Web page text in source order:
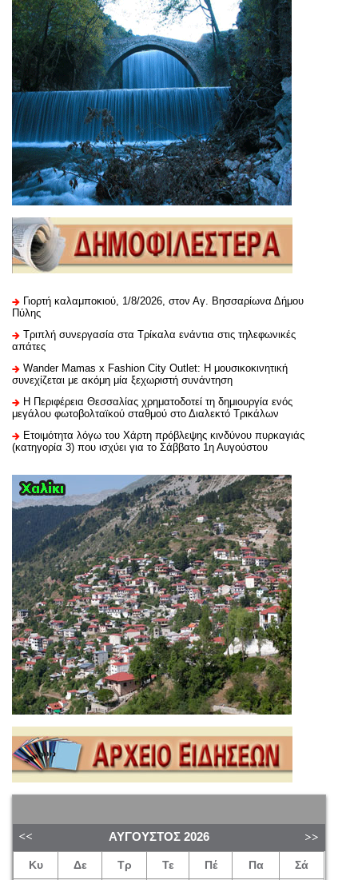
Γιορτή καλαμποκιού, 1/8/2026, στον Αγ. Βησσαρίωνα Δήμου
Πύλης
Τριπλή συνεργασία στα Τρίκαλα ενάντια στις τηλεφωνικές
απάτες
Wander Mamas x Fashion City Outlet: Η μουσικοκινητική
συνεχίζεται με ακόμη μία ξεχωριστή συνάντηση
H Περιφέρεια Θεσσαλίας χρηματοδοτεί τη δημιουργία ενός
μεγάλου φωτοβολταϊκού σταθμού στο Διαλεκτό Τρικάλων
Ετοιμότητα λόγω του Χάρτη πρόβλεψης κινδύνου πυρκαγιάς
(κατηγορία 3) που ισχύει για το Σάββατο 1η Αυγούστου
ΑΎΓΟΥΣΤΟΣ 2026
Κυ Δε Τρ Τε Πέ Πα Σά